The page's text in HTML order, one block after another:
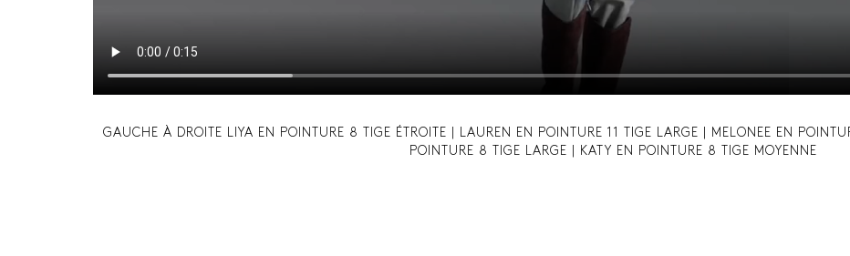
GAUCHE À DROITE LIYA EN POINTURE 8 TIGE ÉTROITE | LAUREN EN POINTURE 11 TIGE LARGE | MELONEE EN
POINTURE 8 TIGE LARGE | KATY EN POINTURE 8 TIGE MOYENNE